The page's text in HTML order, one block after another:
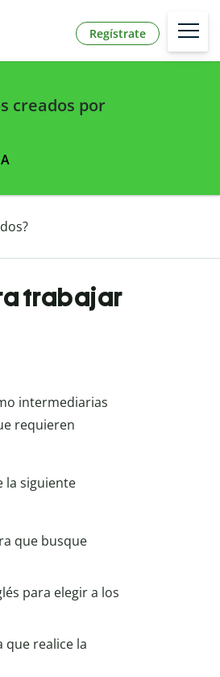
Regístrate
creados por
trabajar
intermediarias
requieren
la siguiente
que busque
para elegir a los
que realice la